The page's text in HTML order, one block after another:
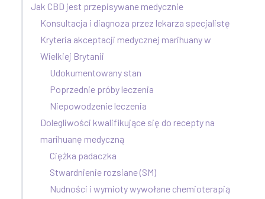
Jak CBD jest przepisywane medycznie
Konsultacja i diagnoza przez lekarza specjalistę
Kryteria akceptacji medycznej marihuany w
Wielkiej Brytanii
Udokumentowany stan
Poprzednie próby leczenia
Niepowodzenie leczenia
Dolegliwości kwalifikujące się do recepty na
marihuanę medyczną
Ciężka padaczka
Stwardnienie rozsiane (SM)
Nudności i wymioty wywołane chemioterapią